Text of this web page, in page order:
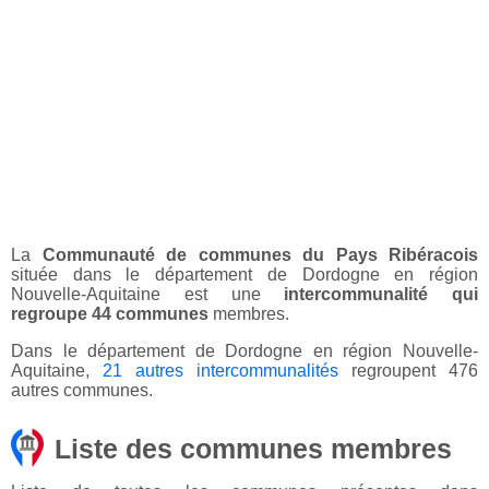
La Communauté de communes du Pays Ribéracois
située dans le département de Dordogne en région
Nouvelle-Aquitaine est une intercommunalité qui
regroupe 44 communes membres.
Dans le département de Dordogne en région Nouvelle-
Aquitaine, 21 autres intercommunalités regroupent 476
autres communes.
Liste des communes membres